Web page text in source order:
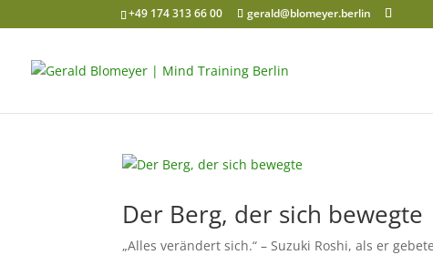
+49 174 313 66 00 gerald@blomeyer.berlin
Der Berg, der sich bewegte
„Alles verändert sich.“ – Suzuki Roshi, als er